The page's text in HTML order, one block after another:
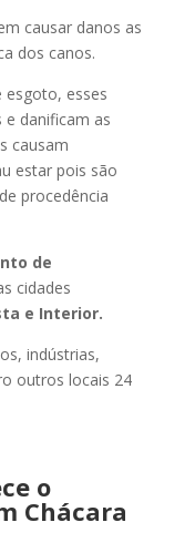
causar danos as
dos canos.
esgoto, esses
danificam as
causam
estar pois são
procedência
de
cidades
e Interior.
indústrias,
outros locais 24
o
Chácara